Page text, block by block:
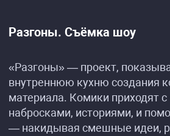
Разгоны. Съёмка шоу
«Разгоны» — проект,
внутреннюю кухню создания
материала. Комики приходят
набросками, историями, и
— накидывая смешные идеи,